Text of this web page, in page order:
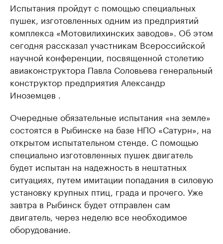
Испытания пройдут с помощью специальных
пушек, изготовленных одним из предприятий
комплекса «Мотовилихинских заводов». Об этом
сегодня рассказал участникам Всероссийской
научной конференции, посвященной столетию
авиаконструктора Павла Соловьева генеральный
конструктор предприятия Александр
Иноземцев .
Очередные обязательные испытания «на земле»
состоятся в Рыбинске на базе НПО «Сатурн», на
открытом испытательном стенде. С помощью
специально изготовленных пушек двигатель
будет испытан на надежность в нештатных
ситуациях, путем имитации попадания в силовую
установку крупных птиц, града и прочего. Уже
завтра в Рыбинск будет отправлен сам
двигатель, через неделю все необходимое
оборудование.